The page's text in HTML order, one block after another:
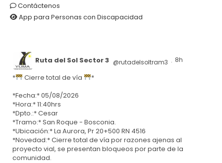
Contáctenos
App para Personas con Discapacidad
Ruta del Sol Sector 3 @rutadelsoltram3 · 8h
* Cierre total de vía
*
*Fecha:* 05/08/2026
*Hora:* 11:40hrs
*Dpto.:* Cesar
*Tramo:* San Roque - Bosconia.
*Ubicación:* La Aurora, Pr 20+500 RN 4516
*Novedad:* Cierre total de vía por razones ajenas al
proyecto vial, se presentan bloqueos por parte de la
comunidad.